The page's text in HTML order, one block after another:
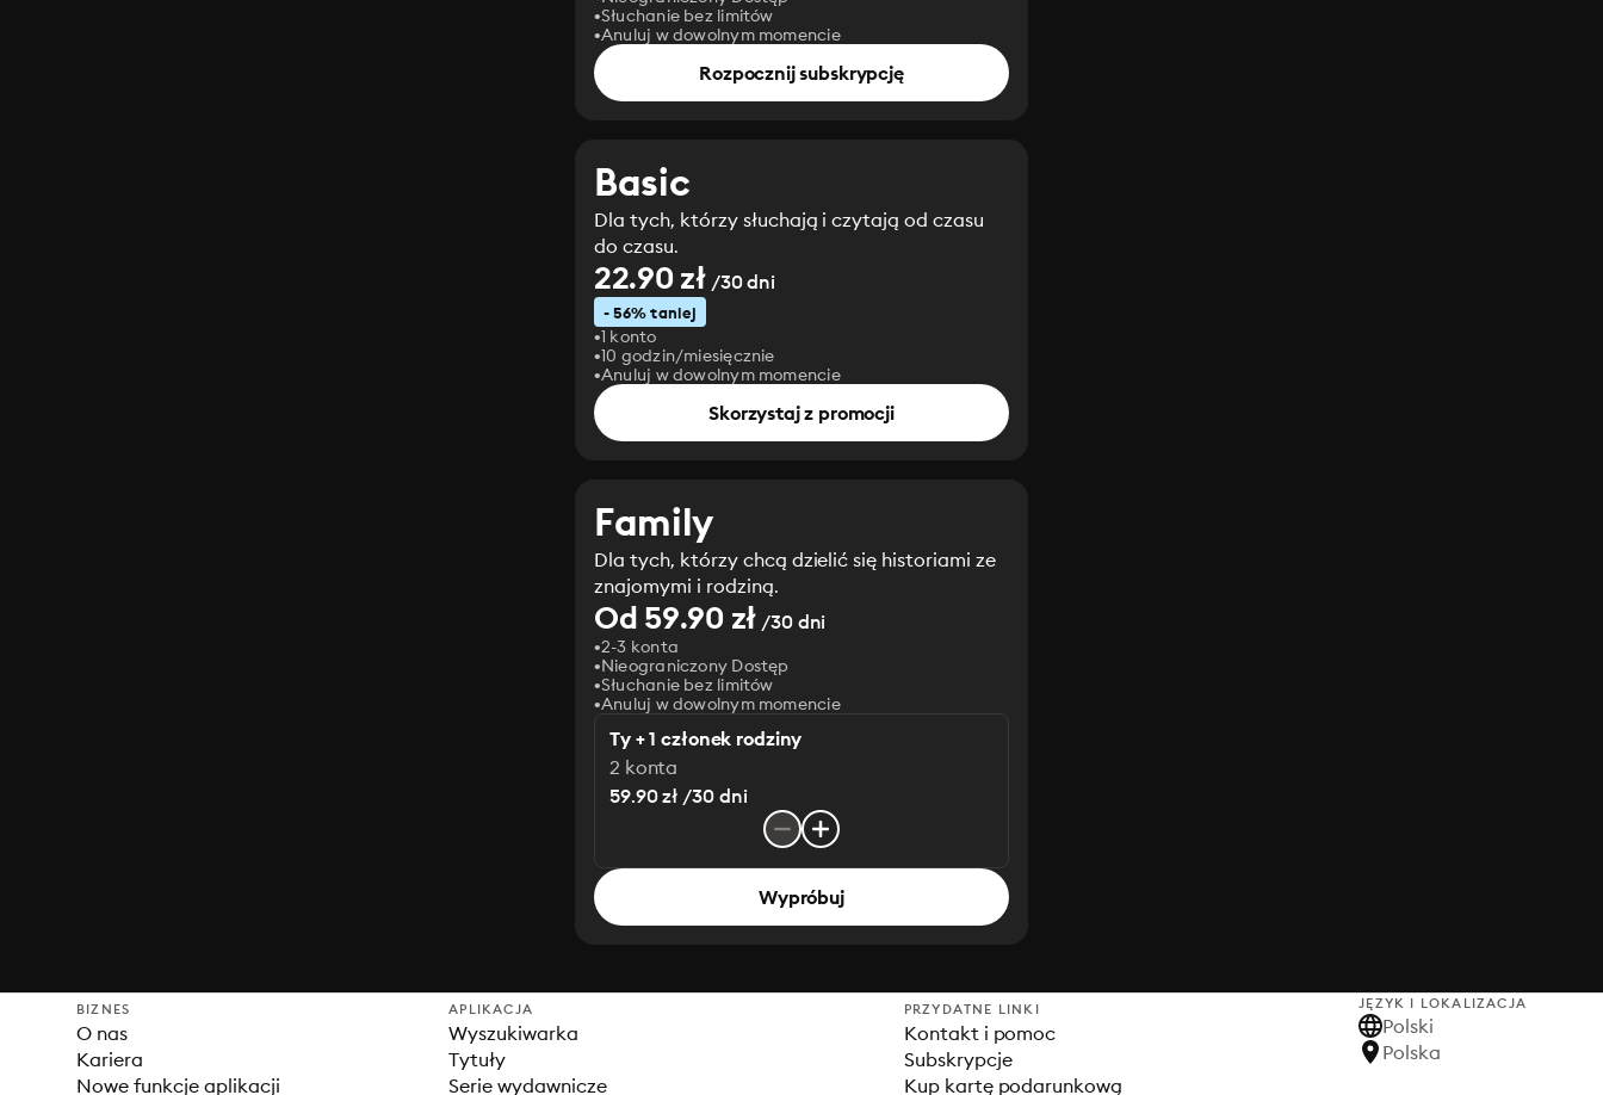
Słuchanie bez limitów
Anuluj w dowolnym momencie
Rozpocznij subskrypcję
Basic
Dla tych, którzy słuchają i czytają od czasu
do czasu.
22.90 zł/30 dni
- 56% taniej
1 konto
10 godzin/miesięcznie
Anuluj w dowolnym momencie
Skorzystaj z promocji
Family
Dla tych, którzy chcą dzielić się historiami ze
znajomymi i rodziną.
Od 59.90 zł /30 dni
2-3 konta
Nieograniczony Dostęp
Słuchanie bez limitów
Anuluj w dowolnym momencie
Ty + 1 członek rodziny
2 konta
59.90 zł /30 dni
Wypróbuj
BIZNES
O nas
Kariera
Nowe funkcje aplikacji
APLIKACJA
Wyszukiwarka
Tytuły
Serie wydawnicze
PRZYDATNE LINKI
Kontakt i pomoc
Subskrypcje
Kup kartę podarunkową
JĘZYK I LOKALIZACJA
Polski
Polska